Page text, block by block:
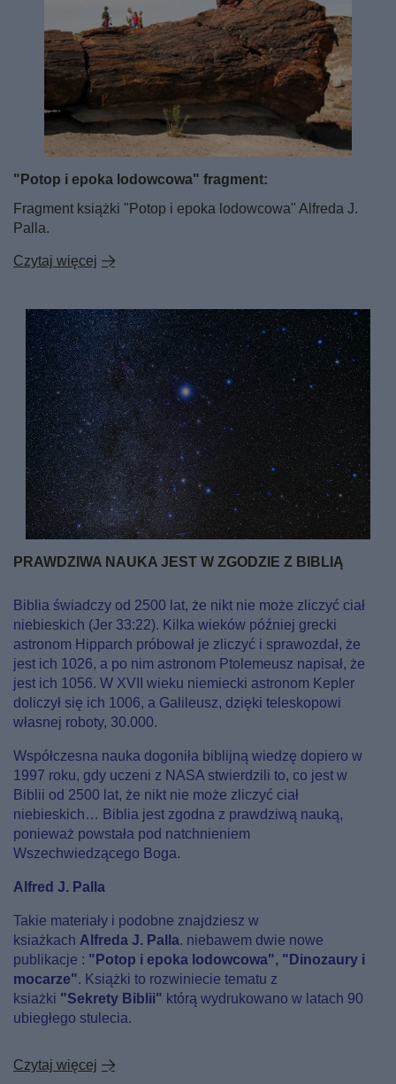
"Potop i epoka lodowcowa" fragment:
Fragment książki "Potop i epoka lodowcowa" Alfreda J.
Palla.
Czytaj więcej
PRAWDZIWA NAUKA JEST W ZGODZIE Z BIBLIĄ
Biblia świadczy od 2500 lat, że nikt nie może zliczyć ciał
niebieskich (Jer 33:22). Kilka wieków później grecki
astronom Hipparch próbował je zliczyć i sprawozdał, że
jest ich 1026, a po nim astronom Ptolemeusz napisał, że
jest ich 1056. W XVII wieku niemiecki astronom Kepler
doliczył się ich 1006, a Galileusz, dzięki teleskopowi
własnej roboty, 30.000.
Współczesna nauka dogoniła biblijną wiedzę dopiero w
1997 roku, gdy uczeni z NASA stwierdzili to, co jest w
Biblii od 2500 lat, że nikt nie może zliczyć ciał
niebieskich… Biblia jest zgodna z prawdziwą nauką,
ponieważ powstała pod natchnieniem
Wszechwiedzącego Boga.
Alfred J. Palla
Takie materiały i podobne znajdziesz w
ksiażkach Alfreda J. Palla. niebawem dwie nowe
publikacje : "Potop i epoka lodowcowa", "Dinozaury i
mocarze". Książki to rozwiniecie tematu z
ksiażki "Sekrety Biblii" którą wydrukowano w latach 90
ubiegłego stulecia.
Czytaj więcej